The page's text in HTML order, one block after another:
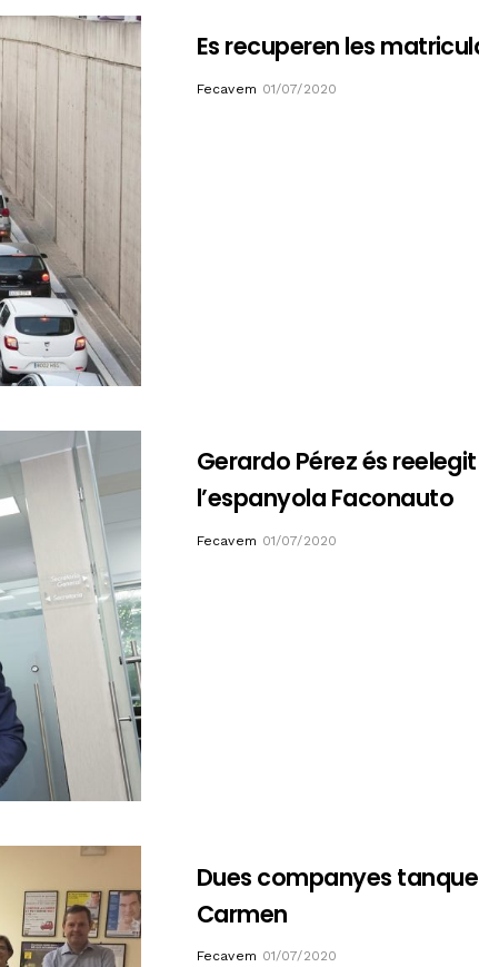
Es recuperen les
Author
Fecavem 01/07/2020
Gerardo Pérez és
l’espanyola Faconauto
Author
Fecavem 01/07/2020
Dues companyes
Carmen
Author
Fecavem 01/07/2020